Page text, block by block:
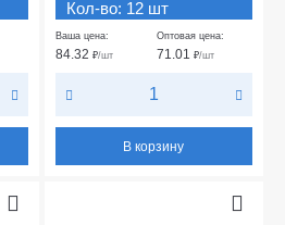
Кол-во: 12 шт
Ваша цена:
84.32 ₽/шт
Оптовая цена:
71.01 ₽/шт
В корзину